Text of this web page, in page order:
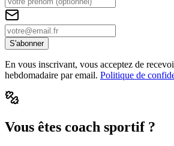
S'abonner
En vous inscrivant, vous acceptez de
hebdomadaire par email. Politique de
Vous êtes coach sportif ?